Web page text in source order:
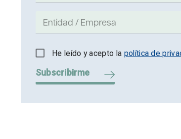
He leído y acepto la política de
Subscribirme